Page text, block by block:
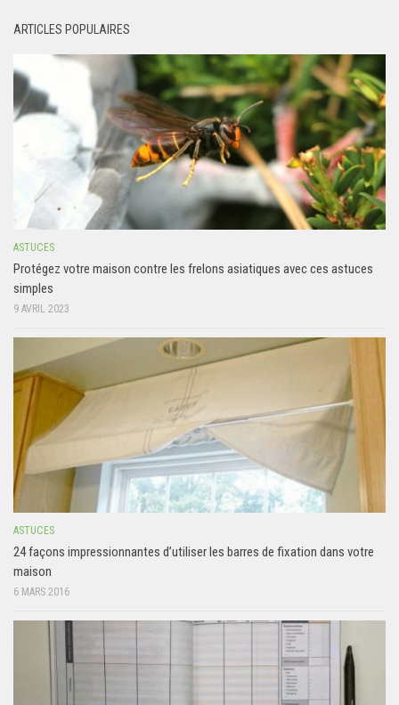
ARTICLES POPULAIRES
ASTUCES
Protégez votre maison contre les frelons asiatiques avec ces astuces
simples
9 AVRIL 2023
ASTUCES
24 façons impressionnantes d’utiliser les barres de fixation dans votre
maison
6 MARS 2016